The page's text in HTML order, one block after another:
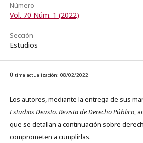
Número
Vol. 70 Núm. 1 (2022)
Sección
Estudios
Última actualización: 08/02/2022
Los autores, mediante la entrega de sus
Estudios Deusto. Revista de Derecho Público,
que se detallan a continuación sobre
comprometen a cumplirlas.